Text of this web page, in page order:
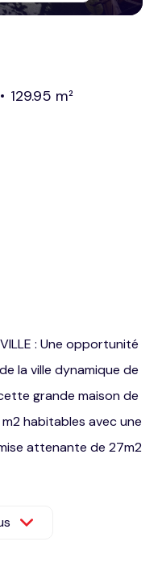
129.95 m²
VILLE : Une opportunité
la ville dynamique de
grande maison de
habitables avec une
attenante de 27m2
une vitrine qui donne